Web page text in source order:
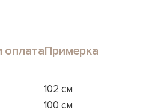
оплатаПримерка
102 см
100 см